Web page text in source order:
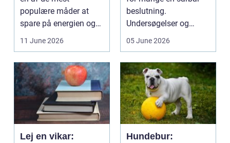
populære måder at
spare på energien og
få et bedre indeklima
11 June 2026
beslutning.
Undersøgelser og
behandlinger foregår i
05 June 2026
Lej en vikar:
Hundebur: